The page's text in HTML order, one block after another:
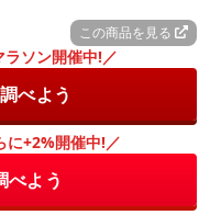
この商品を見る
ソン開催中!／
べよう
に+2%開催中!／
べよう